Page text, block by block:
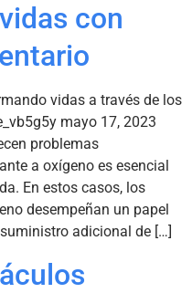
con
vidas a través de los
mayo 17, 2023
problemas
a oxígeno es esencial
En estos casos, los
desempeñan un papel
adicional de […]